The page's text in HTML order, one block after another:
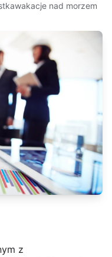
wakacje nad morzem
z